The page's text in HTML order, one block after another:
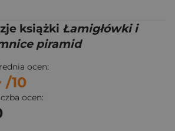
książki Łamigłówki i
piramid
ocen:
/10
ocen: